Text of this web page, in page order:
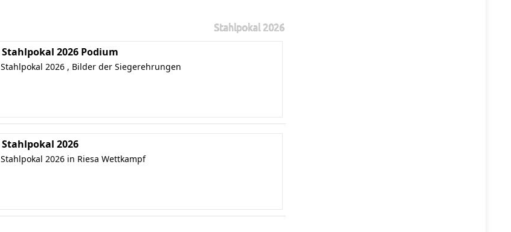
Stahlpokal 2026
Stahlpokal 2026 Podium
Stahlpokal 2026 , Bilder der Siegerehrungen
Stahlpokal 2026
Stahlpokal 2026 in Riesa Wettkampf